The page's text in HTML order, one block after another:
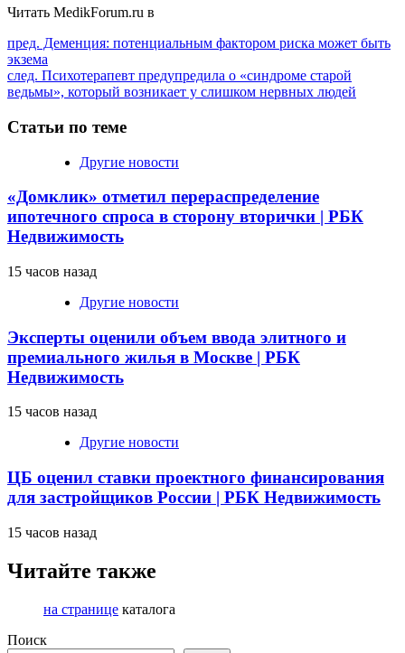
Читать MedikForum.ru в
Продолжить
чтение
пред. Деменция: потенциальным фактором риска может быть
экзема
след. Психотерапевт предупредила о «синдроме старой
ведьмы», который возникает у слишком нервных людей
Статьи по теме
Другие новости
«Домклик» отметил перераспределение
ипотечного спроса в сторону вторички | РБК
Недвижимость
15 часов назад
Другие новости
Эксперты оценили объем ввода элитного и
премиального жилья в Москве | РБК
Недвижимость
15 часов назад
Другие новости
ЦБ оценил ставки проектного финансирования
для застройщиков России | РБК Недвижимость
15 часов назад
Читайте также
на странице каталога
Поиск